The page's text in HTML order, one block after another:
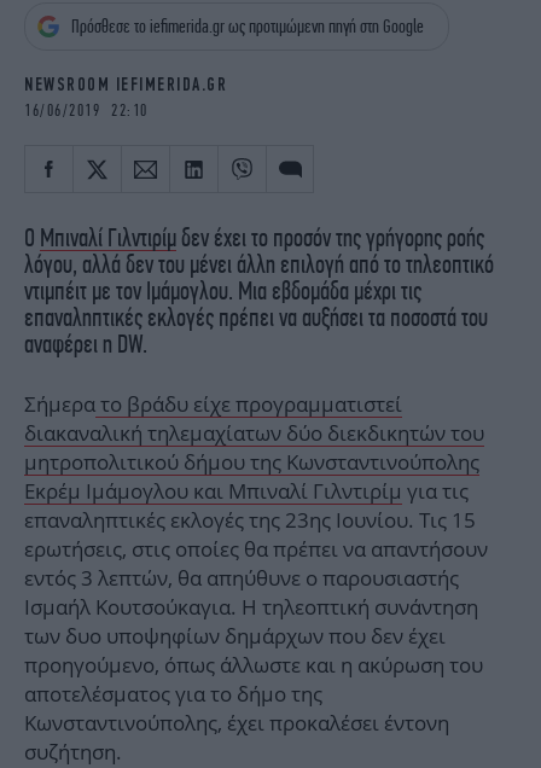
iBOOKS
MEDIA
Πρόσθεσε το iefimerida.gr ως προτιμώμενη πηγή στη Google
NEWSROOM IEFIMERIDA.GR
16/06/2019 22:10
Ο Μπιναλί Γιλντιρίμ δεν έχει το προσόν της γρήγορης ροής
λόγου, αλλά δεν του μένει άλλη επιλογή από το τηλεοπτικό
ντιμπέιτ με τον Ιμάμογλου. Μια εβδομάδα μέχρι τις
επαναληπτικές εκλογές πρέπει να αυξήσει τα ποσοστά του
αναφέρει η DW.
Σήμερατο βράδυ είχε προγραμματιστεί
διακαναλική τηλεμαχίατων δύο διεκδικητών του
μητροπολιτικού δήμου της Κωνσταντινούπολης
Εκρέμ Ιμάμογλου και Μπιναλί Γιλντιρίμ για τις
επαναληπτικές εκλογές της 23ης Ιουνίου. Τις 15
ερωτήσεις, στις οποίες θα πρέπει να απαντήσουν
εντός 3 λεπτών, θα απηύθυνε ο παρουσιαστής
Ισμαήλ Κουτσούκαγια. Η τηλεοπτική συνάντηση
των δυο υποψηφίων δημάρχων που δεν έχει
προηγούμενο, όπως άλλωστε και η ακύρωση του
αποτελέσματος για το δήμο της
Κωνσταντινούπολης, έχει προκαλέσει έντονη
συζήτηση.